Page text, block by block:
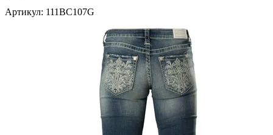
Артикул: 111BC107G